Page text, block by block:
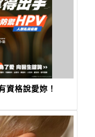
資格說愛妳！